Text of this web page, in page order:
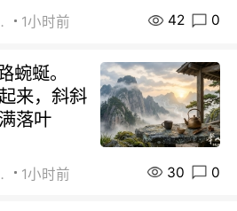
1小时前 42 0
蜿蜒。
来，斜斜
落叶
1小时前 30 0